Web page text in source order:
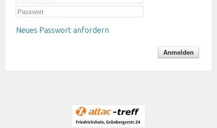
Neues Passwort anfordern